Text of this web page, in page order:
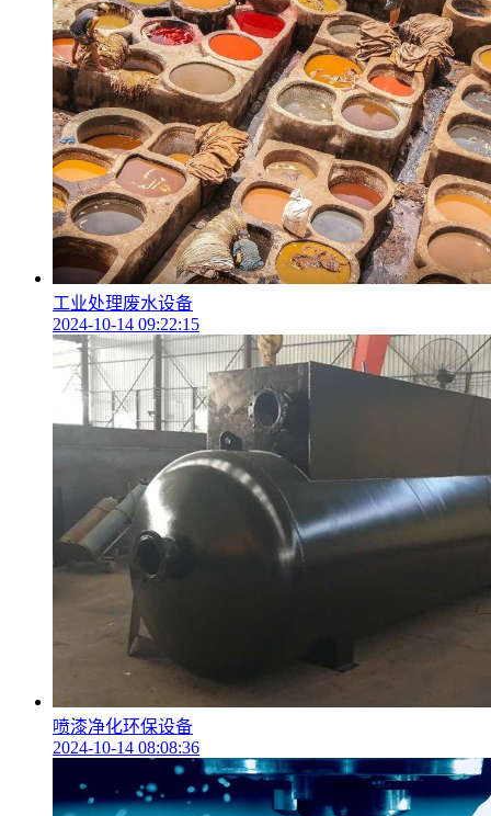
工业处理废水设备
2024-10-14 09:22:15
喷漆净化环保设备
2024-10-14 08:08:36